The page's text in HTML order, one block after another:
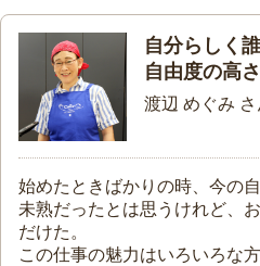
自分らしく
自由度の高
渡辺 めぐみ さ
始めたときばかりの時、今の
未熟だったとは思うけれど、
だけた。
この仕事の魅力はいろいろな